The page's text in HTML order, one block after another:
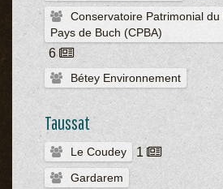
Conservatoire Patrimonial
Pays de Buch (CPBA)
6
Bétey Environnement
Taussat
Le Coudey 1
Gardarem